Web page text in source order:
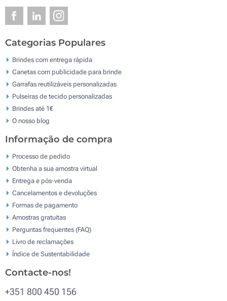
Categorias Populares
Brindes com entrega rápida
Canetas com publicidade para brinde
Garrafas reutilizáveis personalizadas
Pulseiras de tecido personalizadas
Brindes até 1€
O nosso blog
Informação de compra
Processo de pedido
Obtenha a sua amostra virtual
Entrega e pós-venda
Cancelamentos e devoluções
Formas de pagamento
Amostras gratuitas
Perguntas frequentes (FAQ)
Livro de reclamaçōes
Índice de Sustentabilidade
Contacte-nos!
+351 800 450 156